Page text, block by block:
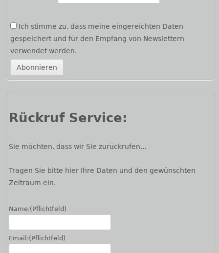
Ich stimme zu, dass meine eingereichten Daten
gespeichert und für den Empfang von Newslettern
verwendet werden.
Rückruf Service:
Sie möchten, dass wir Sie zurückrufen...
Tragen Sie bitte hier Ihre Daten und den gewünschten
Zeitraum ein.
Name:(Pflichtfeld)
Email:(Pflichtfeld)